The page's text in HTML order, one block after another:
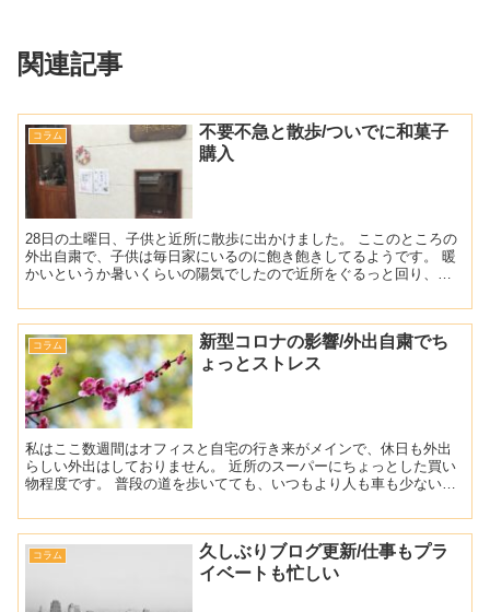
関連記事
コラム
不要不急と散歩/ついでに和菓子
購入
28日の土曜日、子供と近所に散歩に出かけました。 ここのところの
外出自粛で、子供は毎日家にいるのに飽き飽きしてるようです。 暖
かいというか暑いくらいの陽気でしたので近所をぐるっと回り、子
コラム
新型コロナの影響/外出自粛でち
ょっとストレス
私はここ数週間はオフィスと自宅の行き来がメインで、休日も外出
らしい外出はしておりません。 近所のスーパーにちょっとした買い
物程度です。 普段の道を歩いてても、いつもより人も車も少ないで
コラム
久しぶりブログ更新/仕事もプラ
イベートも忙しい